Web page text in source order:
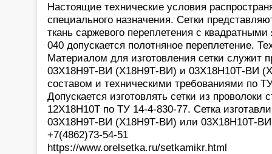
Настоящие технические условия
специального назначения. Сетки
ткань саржевого переплетения с
040 допускается полотняное переплетение.
Материалом для изготовления сетки служит
03Х18Н9Т-ВИ (Х18Н9Т-ВИ) и 03Х18Н10Т-ВИ
составом и техническими требованиями по
Допускается изготовлять сетки из
12Х18Н10Т по ТУ 14-4-830-77. Сетка
03Х18Н9Т-ВИ (Х18Н9Т-ВИ) или 03Х18Н10Т-
+7(4862)73-54-51
https://www.orelsetka.ru/setkamikr.html